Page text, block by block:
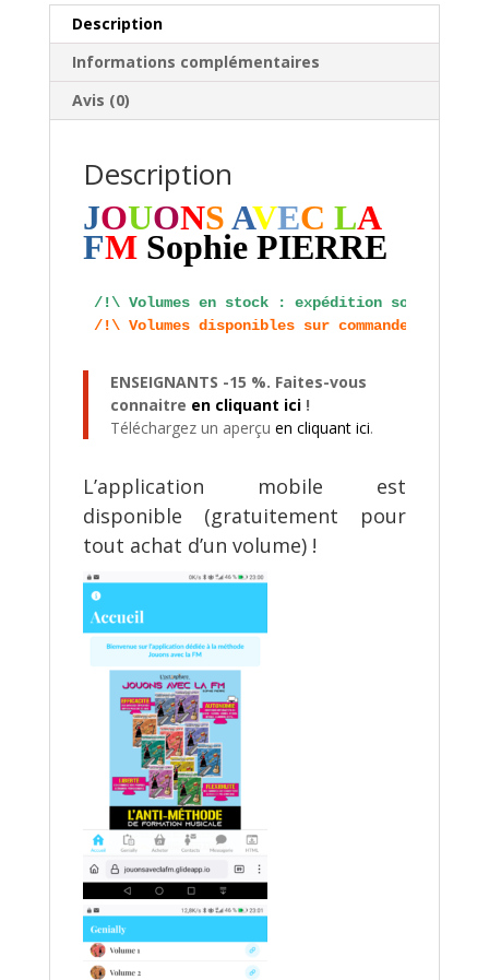
Description
Informations complémentaires
Avis (0)
Description
JOUONSAVEC LA
FM Sophie PIERRE
/!\ Volumes en stock : expédition sous 48
/!\ Volumes disponibles sur commande :
ENSEIGNANTS -15 %. Faites-vous
connaitre en cliquant ici!
Téléchargez un aperçu en cliquant ici.
L’application mobile est
disponible (gratuitement pour
tout achat d’un volume) !